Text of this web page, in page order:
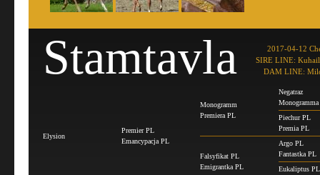
Stamtavla
2017-04-12
SIRE LINE:
DAM LINE:
Elysion
Premier PL
Emancypacja PL
Monogramm
Premiera PL
Negatraz
Monogramma
Piechur PL
Premia PL
Falsyfikat PL
Emigrantka PL
Argo PL
Fantastka PL
Eukaliptus PL